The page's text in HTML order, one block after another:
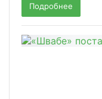
Подробнее